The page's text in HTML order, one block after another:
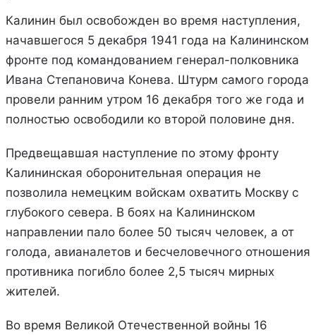
Калинин был освобожден во время наступления,
начавшегося 5 декабря 1941 года на Калининском
фронте под командованием генерал-полковника
Ивана Степановича Конева. Штурм самого города
провели ранним утром 16 декабря того же года и
полностью освободили ко второй половине дня.
Предвещавшая наступление по этому фронту
Калининская оборонительная операция не
позволила немецким войскам охватить Москву с
глубокого севера. В боях на Калининском
направлении пало более 50 тысяч человек, а от
голода, авианалетов и бесчеловечного отношения
противника погибло более 2,5 тысяч мирных
жителей.
Во время Великой Отечественной войны 16